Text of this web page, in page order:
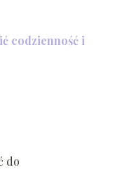
codzienność i
do